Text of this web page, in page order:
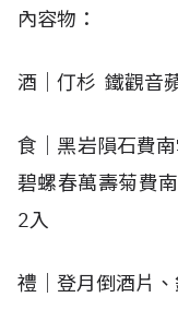
內容物：
酒｜仃杉 鐵觀音
食｜黑岩隕石費
碧螺春萬壽菊費
2入
禮｜登月倒酒片